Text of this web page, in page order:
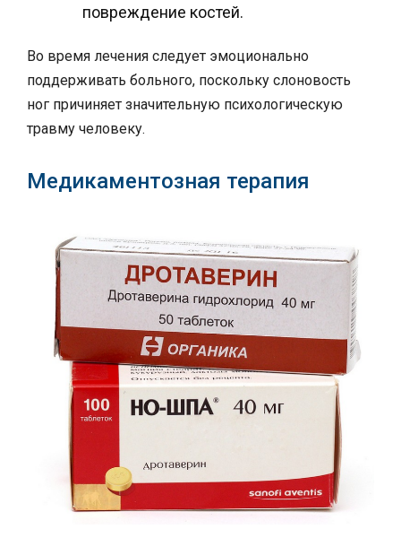
повреждение костей.
Во время лечения следует эмоционально
поддерживать больного, поскольку слоновость
ног причиняет значительную психологическую
травму человеку.
Медикаментозная терапия